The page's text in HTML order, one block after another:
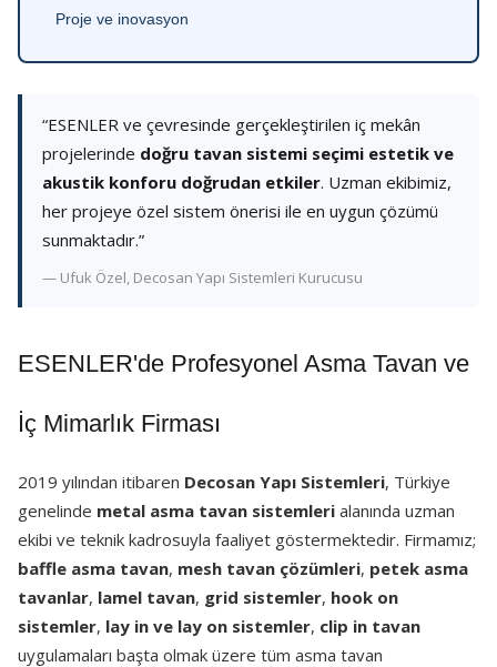
Proje ve inovasyon
“ESENLER ve çevresinde gerçekleştirilen iç mekân
projelerinde doğru tavan sistemi seçimi estetik ve
akustik konforu doğrudan etkiler. Uzman ekibimiz,
her projeye özel sistem önerisi ile en uygun çözümü
sunmaktadır.”
— Ufuk Özel, Decosan Yapı Sistemleri Kurucusu
ESENLER'de Profesyonel Asma Tavan ve
İç Mimarlık Firması
2019 yılından itibaren Decosan Yapı Sistemleri, Türkiye
genelinde metal asma tavan sistemleri alanında uzman
ekibi ve teknik kadrosuyla faaliyet göstermektedir. Firmamız;
baffle asma tavan, mesh tavan çözümleri, petek asma
tavanlar, lamel tavan, grid sistemler, hook on
sistemler, lay in ve lay on sistemler, clip in tavan
uygulamaları başta olmak üzere tüm asma tavan